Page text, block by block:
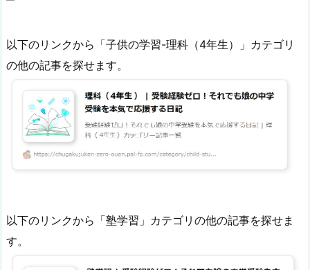
以下のリンクから「子供の学習-理科（4年生）」カテゴリ
の他の記事を探せます。
以下のリンクから「塾学習」カテゴリの他の記事を探せま
す。